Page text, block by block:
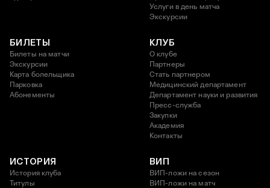
Услуги в день матча
Экскурсии
БИЛЕТЫ
Билеты на матчи
Экскурсии
Карта болельщика
Парковка
Абонементы
КЛУБ
О клубе
Партнеры
Стать партнером
Медицинский департамент
Департамент науки и развития
Пресс-служба
Закупки
Академия
Контакты
ИСТОРИЯ
История клуба
Титулы
ВИП
ВИП-ложи на сезон
ВИП-ложи на матч